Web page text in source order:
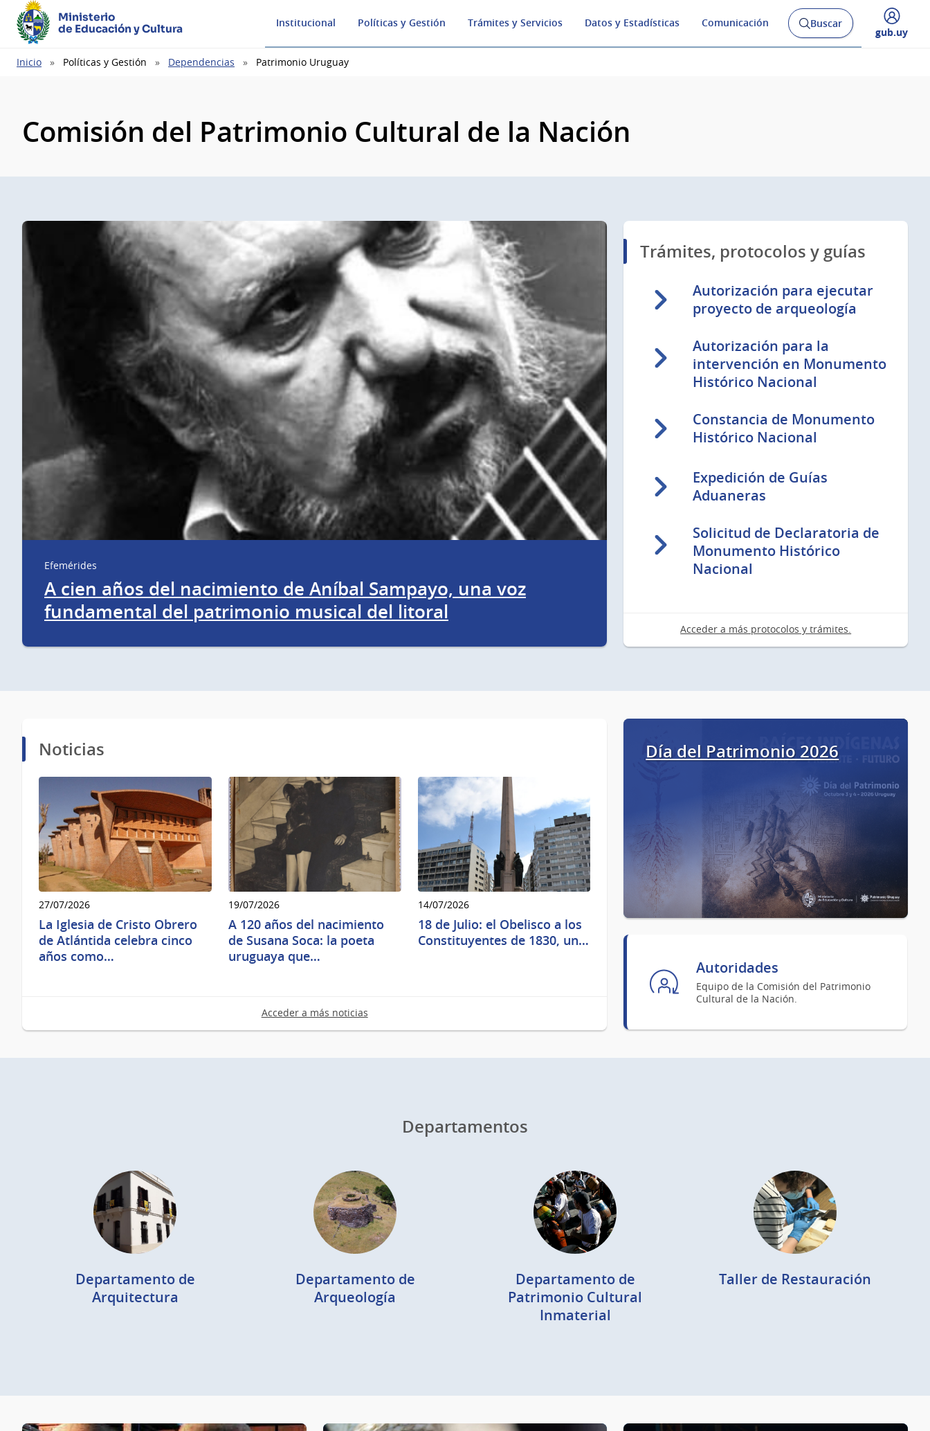
Ministerio
de Educación y Cultura
Institucional Políticas y Gestión Trámites y Servicios Datos y Estadísticas Comunicación
Abrir
buscador
Buscar
Desplegar
gub.uy
Ruta
Inicio Políticas y Gestión Dependencias Patrimonio Uruguay
Comisión del Patrimonio Cultural de la Nación
Efemérides
A cien años del nacimiento de Aníbal Sampayo, una voz
fundamental del patrimonio musical del litoral
Trámites, protocolos y guías
Autorización para ejecutar
proyecto de arqueología
Autorización para la
intervención en Monumento
Histórico Nacional
Constancia de Monumento
Histórico Nacional
Expedición de Guías
Aduaneras
Solicitud de Declaratoria de
Monumento Histórico
Nacional
Acceder a más protocolos y trámites.
Noticias
27/07/2026
La Iglesia de Cristo Obrero
de Atlántida celebra cinco
años como…
19/07/2026
A 120 años del nacimiento
de Susana Soca: la poeta
uruguaya que…
14/07/2026
18 de Julio: el Obelisco a los
Constituyentes de 1830, un…
Acceder a más noticias
Día del Patrimonio 2026
Autoridades
Equipo de la Comisión del Patrimonio
Cultural de la Nación.
Departamentos
Departamento de
Arquitectura
Departamento de
Arqueología
Departamento de
Patrimonio Cultural
Inmaterial
Taller de Restauración